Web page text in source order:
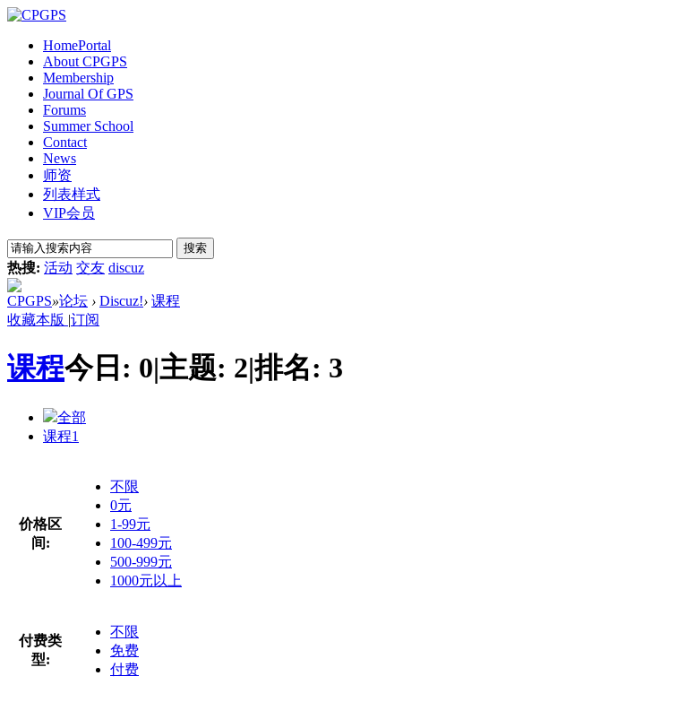
HomePortal
About CPGPS
Membership
Journal Of GPS
Forums
Summer School
Contact
News
师资
列表样式
VIP会员
搜索
热搜: 活动 交友 discuz
CPGPS»论坛 › Discuz!› 课程
收藏本版 |订阅
课程今日: 0|主题: 2|排名: 3
全部
课程1
价格区
间:
不限
0元
1-99元
100-499元
500-999元
1000元以上
付费类
型:
不限
免费
付费